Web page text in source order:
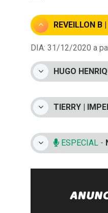
REVEILLON B
DIA: 31/12/2020 a
HUGO
TIERRY |
ESPECIAL -